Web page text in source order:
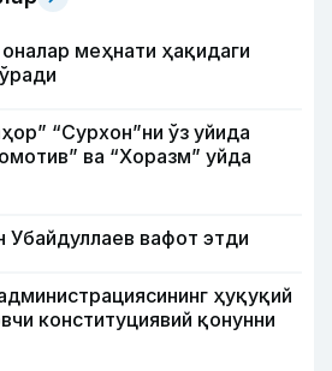
меҳнати ҳақидаги
“Сурхон”ни ўз уйида
ва “Хоразм” уйда
вафот этди
ҳуқуқий
конституциявий қонунни